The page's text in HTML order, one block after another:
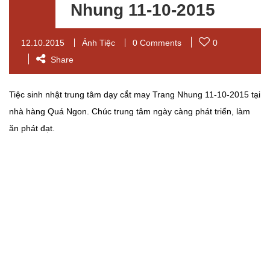
Nhung 11-10-2015
12.10.2015 Ảnh Tiệc 0 Comments
0
Share
Tiệc sinh nhật trung tâm dạy cắt may Trang Nhung 11-10-2015 tại
nhà hàng Quá Ngon. Chúc trung tâm ngày càng phát triển, làm
ăn phát đạt.